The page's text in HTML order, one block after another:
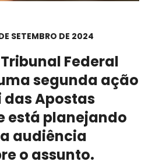
SETEMBRO DE 2024
Federal
segunda ação
das Apostas
está planejando
audiência
o assunto.